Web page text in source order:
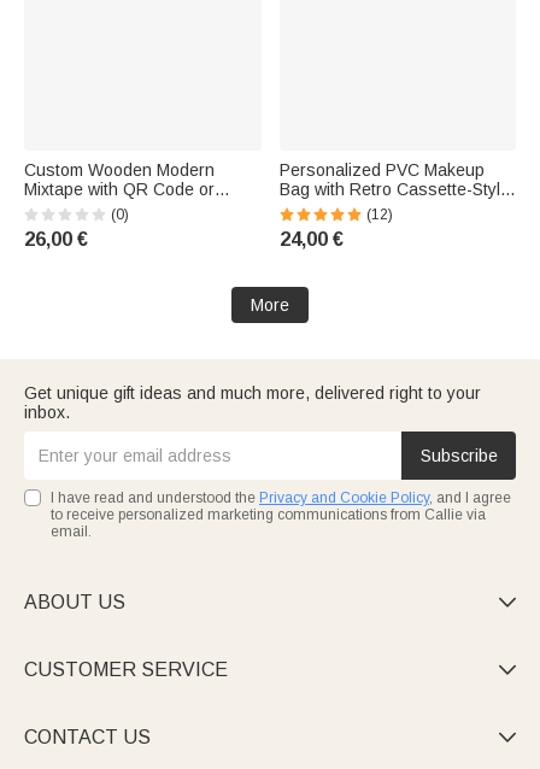
Custom Wooden Modern
Mixtape with QR Code or
Spotify Link for a 5th
Anniversary—A Gift for Music
Lovers
(0)
26,00 €
Personalized PVC Makeup
Bag with Retro Cassette-Style
Text—Birthday Gift for Music
Lovers and Travelers
(12)
24,00 €
More
Get unique gift ideas and much more, delivered right to your
inbox.
Subscribe
I have read and understood the Privacy and Cookie Policy, and I agree
to receive personalized marketing communications from Callie via
email.
ABOUT US 
CUSTOMER SERVICE 
CONTACT US 